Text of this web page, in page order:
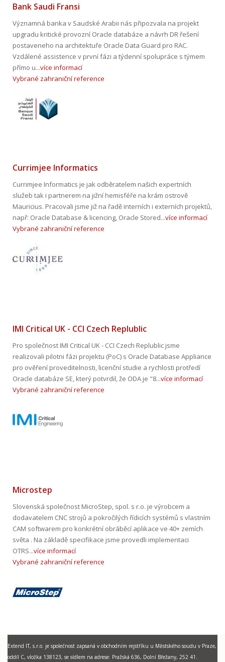
Bank Saudi Fransi
Významná banka v Saudské Arabii nás připozvala na projekt
upgradu kritické provozní Oracle databáze a návrh DR řešení
postaveneho na architektuře Oracle Data Guard pro RAC.
Vzdálené assistence v první fázi a týdenní spolupráce s týmem
přímo u...více informací
Vybrané zahraniční reference
Currimjee Informatics
Currimjee Informatics je jak odběratelem našich expertních
služeb tak i partnerem na jižní hemisféře na krám ostrově
Mauricius. Pracovali jsme již na řadě interních i externích projektů,
např: Oracle Database & licencing, Oracle Stored...více informací
Vybrané zahraniční reference
IMI Critical UK - CCI Czech Replublic
Pro společnost IMI Critical UK - CCI Czech Replublic jsme
realizovali pilotni fázi projektu (PoC) s Oracle Database Appliance
pro ověření proveditelnosti, licenční studie a rychlosti protředí
Oracle databáze SE, který potvrdil, že ODA je "8...více informací
Vybrané zahraniční reference
Microstep
Slovenská společnost MicroStep, spol. s r.o. je výrobcem a
dodavatelem CNC strojů a pokročilých řídicích systémů s vlastním
CAM softwarem pro konkrétní obráběcí aplikace ve 40+ zemích
světa . Na základě specifikace jsme provedli implementaci
OTRS...více informací
Vybrané zahraniční reference
Extend IT, s.r.o. je společnost zapsaná v obchodním rejstříku u Městského soudu v Praze,
oddíl C, vložka 138123, se sídlem na adrese: Pražská 636, Dolní Břežany, 252 41.